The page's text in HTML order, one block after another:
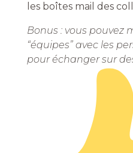
les boîtes mail des
Bonus : vous pouvez
“équipes” avec les
pour échanger sur